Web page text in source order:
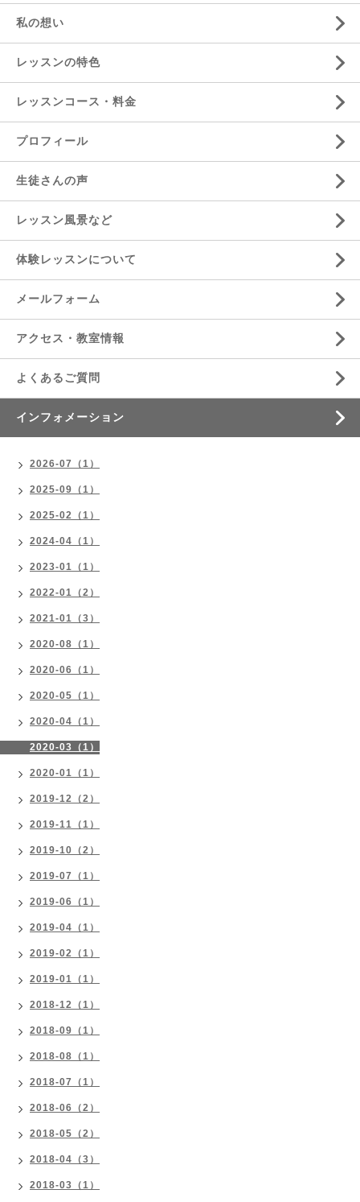
私の想い
レッスンの特色
レッスンコース・料金
プロフィール
生徒さんの声
レッスン風景など
体験レッスンについて
メールフォーム
アクセス・教室情報
よくあるご質問
インフォメーション
2026-07（1）
2025-09（1）
2025-02（1）
2024-04（1）
2023-01（1）
2022-01（2）
2021-01（3）
2020-08（1）
2020-06（1）
2020-05（1）
2020-04（1）
2020-03（1）
2020-01（1）
2019-12（2）
2019-11（1）
2019-10（2）
2019-07（1）
2019-06（1）
2019-04（1）
2019-02（1）
2019-01（1）
2018-12（1）
2018-09（1）
2018-08（1）
2018-07（1）
2018-06（2）
2018-05（2）
2018-04（3）
2018-03（1）